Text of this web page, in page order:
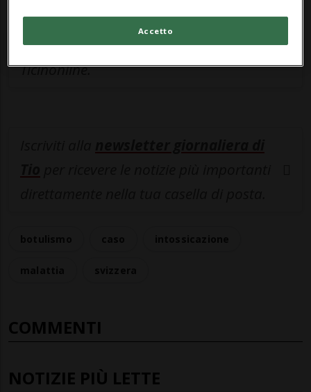
Entra nelcanale WhatsAppdi
Ticinonline.
COMMENTI
NOTIZIE PIÙ LETTE
Accetto